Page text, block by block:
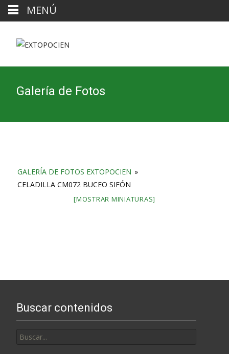
Galería de Fotos
GALERÍA DE FOTOS EXTOPOCIEN »
CELADILLA CM072 BUCEO SIFÓN
[MOSTRAR MINIATURAS]
Buscar contenidos
por:
MENÚ